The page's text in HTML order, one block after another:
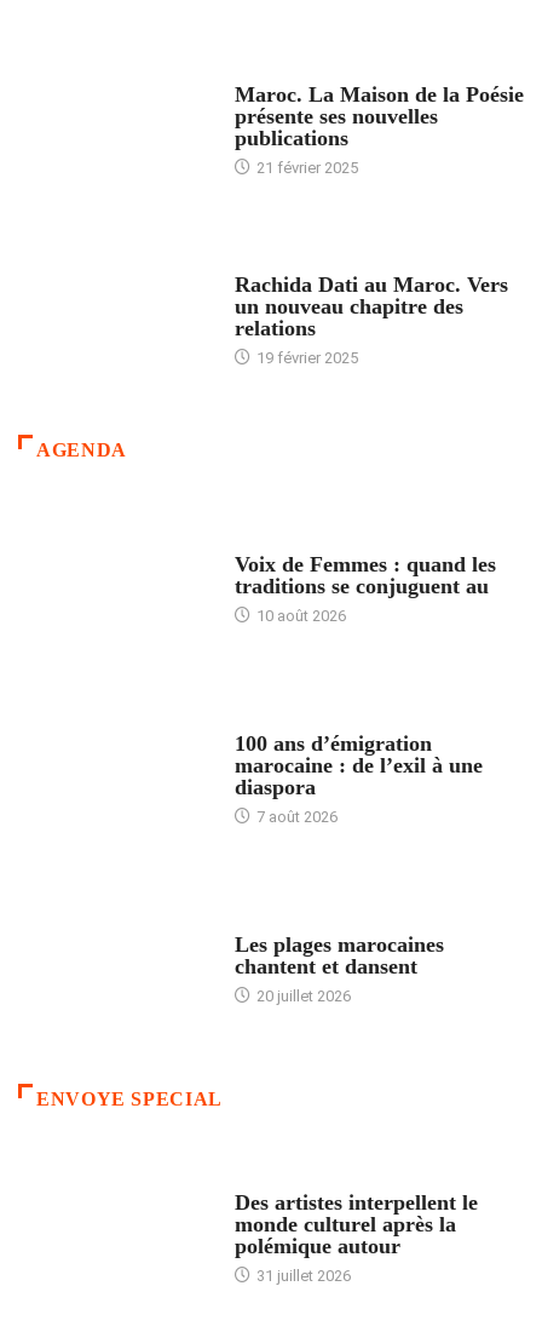
Maroc. La Maison de la Poésie
présente ses nouvelles
publications
21 février 2025
Rachida Dati au Maroc. Vers
un nouveau chapitre des
relations
19 février 2025
AGENDA
Voix de Femmes : quand les
traditions se conjuguent au
10 août 2026
100 ans d’émigration
marocaine : de l’exil à une
diaspora
7 août 2026
Les plages marocaines
chantent et dansent
20 juillet 2026
ENVOYE SPECIAL
Des artistes interpellent le
monde culturel après la
polémique autour
31 juillet 2026